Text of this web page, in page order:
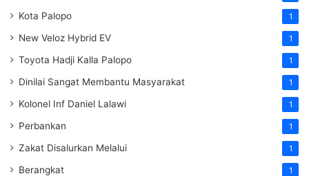
Kota Palopo 1
New Veloz Hybrid EV 1
Toyota Hadji Kalla Palopo 1
Dinilai Sangat Membantu Masyarakat 1
Kolonel Inf Daniel Lalawi 1
Perbankan 1
Zakat Disalurkan Melalui 1
Berangkat 1